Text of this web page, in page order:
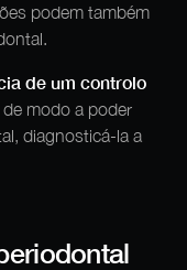
podem também
de um controlo
modo a poder
diagnosticá-la a